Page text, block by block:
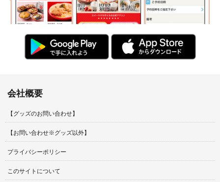
会社概要
【グッズのお問い合わせ】
【お問い合わせ※グッズ以外】
プライバシーポリシー
このサイトについて